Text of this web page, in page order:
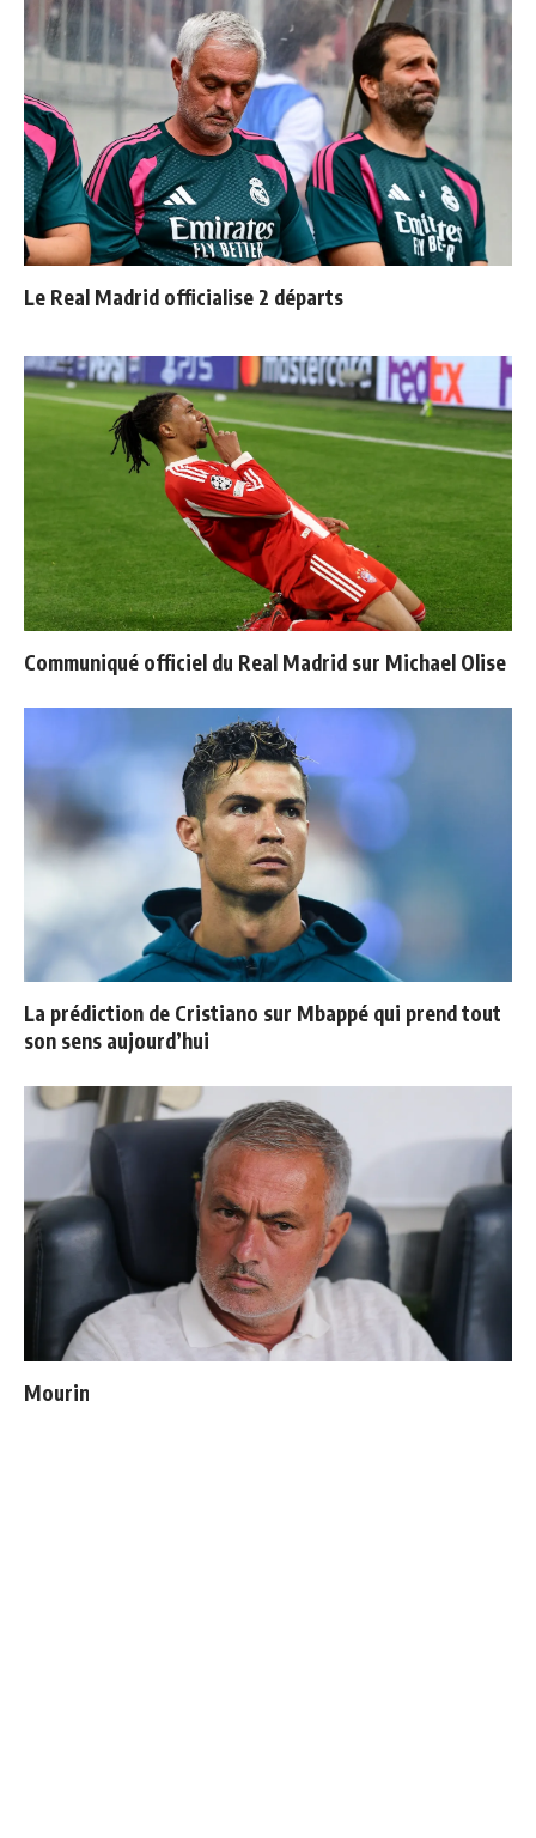
Le Real Madrid officialise 2 départs
Communiqué officiel du Real Madrid sur Michael Olise
La prédiction de Cristiano sur Mbappé qui prend tout
son sens aujourd’hui
Mourinho bloque le départ de deux joueurs